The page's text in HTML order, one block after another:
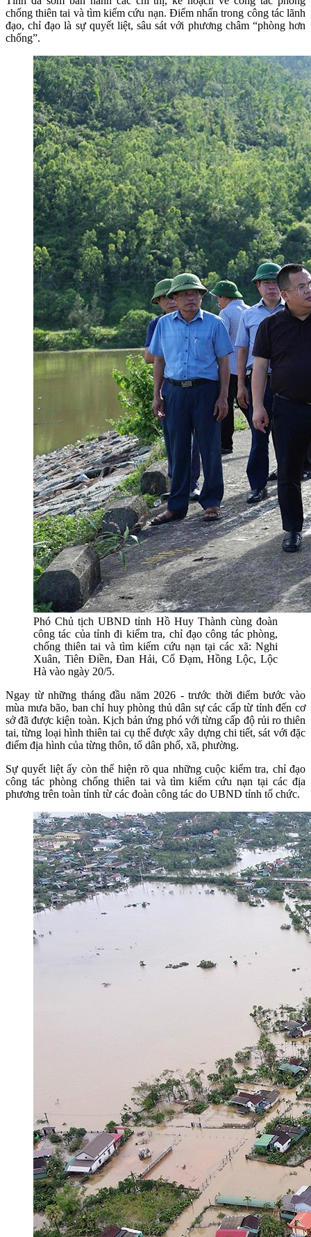
chống thiên tai và tìm kiếm cứu nạn. Điểm nhấn trong công tác lãnh
đạo, chỉ đạo là sự quyết liệt, sâu sát với phương châm “phòng hơn
chống”.
Phó Chủ tịch UBND tỉnh Hồ Huy Thành cùng đoàn
công tác của tỉnh đi kiểm tra, chỉ đạo công tác phòng,
chống thiên tai và tìm kiếm cứu nạn tại các xã: Nghi
Xuân, Tiên Điền, Đan Hải, Cổ Đạm, Hồng Lộc, Lộc
Hà vào ngày 20/5.
Ngay từ những tháng đầu năm 2026 - trước thời điểm bước vào
mùa mưa bão, ban chỉ huy phòng thủ dân sự các cấp từ tỉnh đến cơ
sở đã được kiện toàn. Kịch bản ứng phó với từng cấp độ rủi ro thiên
tai, từng loại hình thiên tai cụ thể được xây dựng chi tiết, sát với đặc
điểm địa hình của từng thôn, tổ dân phố, xã, phường.
Sự quyết liệt ấy còn thể hiện rõ qua những cuộc kiểm tra, chỉ đạo
công tác phòng chống thiên tai và tìm kiếm cứu nạn tại các địa
phương trên toàn tỉnh từ các đoàn công tác do UBND tỉnh tổ chức.